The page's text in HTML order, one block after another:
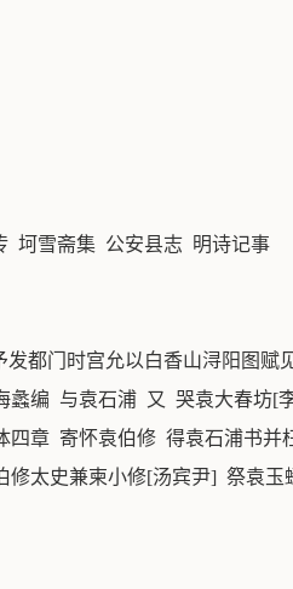
坷雪斋集 公安县志 明诗记事
发都门时宫允以白香山浔阳图
蠡编 与袁石浦 又 哭袁大春坊[
四章 寄怀袁伯修 得袁石浦书
修太史兼柬小修[汤宾尹] 祭袁